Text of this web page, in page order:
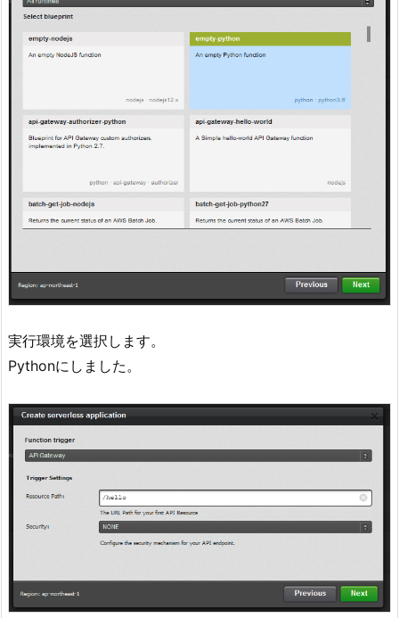
実行環境を選択します。
Pythonにしました。